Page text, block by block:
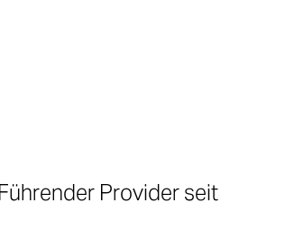
Führender Provider seit